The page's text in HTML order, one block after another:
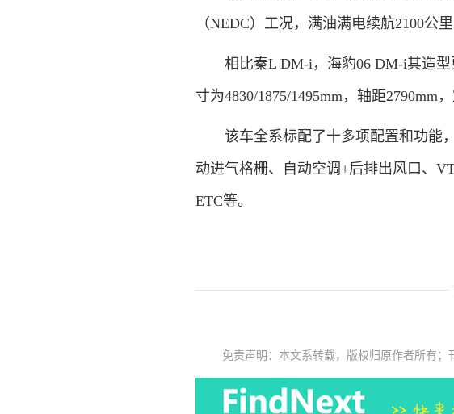
（NEDC）工况，满油满电续航2100公
相比秦L DM-i，海豹06 DM-i其造型
寸为4830/1875/1495mm，轴距2790mm
该车全系标配了十多项配置和功能，
动进气格栅、自动空调+后排出风口、
ETC等。
免责声明：本文系转载，版权归原作者所有；